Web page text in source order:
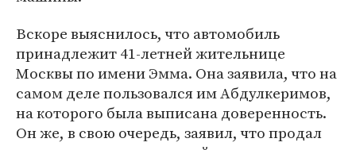
Вскоре выяснилось, что автомобиль
принадлежит 41-летней жительнице
Москвы по имени Эмма. Она заявила, что на
самом деле пользовался им Абдулкеримов,
на которого была выписана доверенность.
Он же, в свою очередь, заявил, что продал